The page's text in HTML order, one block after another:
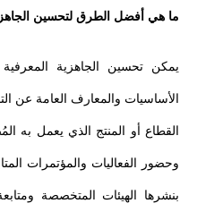
ما هي أفضل الطرق لتحسين
يمكن تحسين الجاهزية
الأساسيات والمعارف العامة عن
القطاع أو المنتج الذي يعمل به
وحضور الفعاليات والمؤتمرات
بنشرها الهيئات المتخصصة